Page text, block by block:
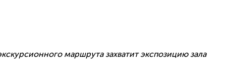
маршрута захватит экспозицию зала